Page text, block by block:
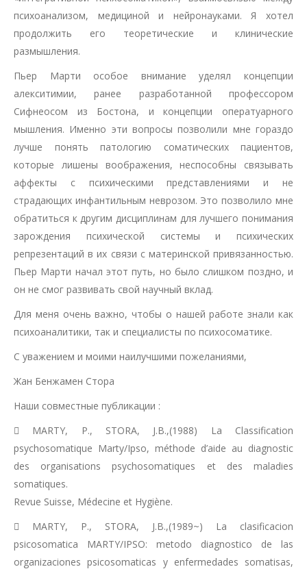
психоанализом, медициной и нейронауками. Я хотел
продолжить его теоретические и клинические
размышления.
Пьер Марти особое внимание уделял концепции
алекситимии, ранее разработанной профессором
Сифнеосом из Бостона, и концепции оператуарного
мышления. Именно эти вопросы позволили мне гораздо
лучше понять патологию соматических пациентов,
которые лишены воображения, неспособны связывать
аффекты с психическими представлениями и не
страдающих инфантильным неврозом. Это позволило мне
обратиться к другим дисциплинам для лучшего понимания
зарождения психической системы и психических
репрезентаций в их связи с материнской привязанностью.
Пьер Марти начал этот путь, но было слишком поздно, и
он не смог развивать свой научный вклад.
Для меня очень важно, чтобы о нашей работе знали как
психоаналитики, так и специалисты по психосоматике.
С уважением и моими наилучшими пожеланиями,
Жан Бенжамен Стора
Наши совместные публикации :
MARTY, P., STORA, J.B.,(1988) La Classification
psychosomatique Marty/Ipso, méthode d’aide au diagnostic
des organisations psychosomatiques et des maladies
somatiques.
Revue Suisse, Médecine et Hygiène.
MARTY, P., STORA, J.B.,(1989~) La clasificacion
psicosomatica MARTY/IPSO: metodo diagnostico de las
organizaciones psicosomaticas y enfermedades somatisas,